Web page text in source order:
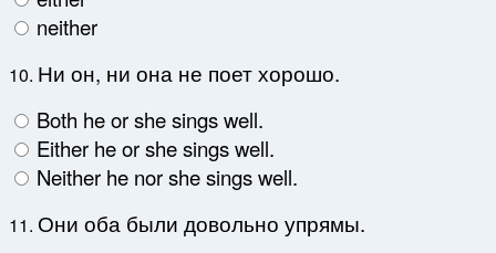
neither
10. Ни он, ни она не поет хорошо.
Both he or she sings well.
Either he or she sings well.
Neither he nor she sings well.
11. Они оба были довольно упрямы.